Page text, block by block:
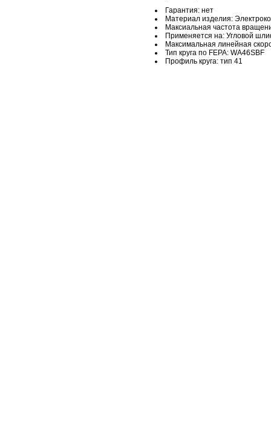
Гарантия: нет
Материал изделия:
Максиальная частота
Применяется на: Угловой
Максимальная линейная
Тип круга по FEPA: WA46SBF
Профиль круга: тип 41